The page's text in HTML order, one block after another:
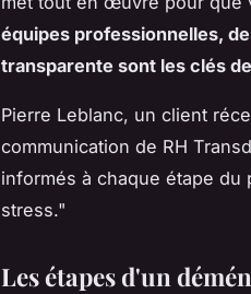
équipes professionnelles,
transparente sont les clés
Pierre Leblanc, un client
communication de RH
informés à chaque étape
stress."
Les étapes d'un